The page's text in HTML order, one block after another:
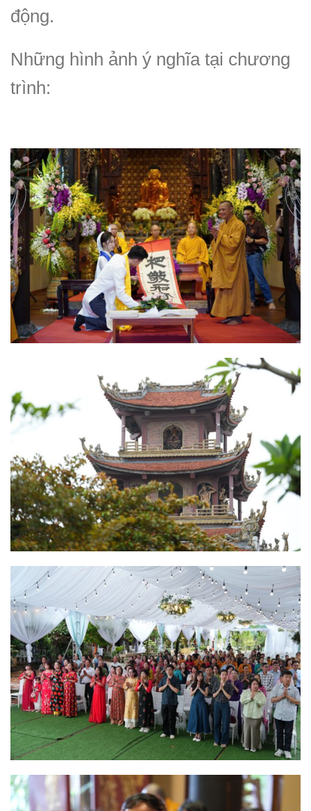
động.
Những hình ảnh ý nghĩa tại chương
trình: